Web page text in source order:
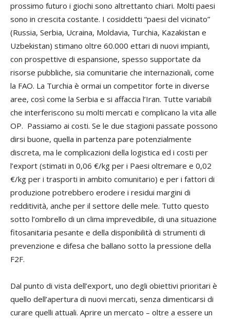
prossimo futuro i giochi sono altrettanto chiari. Molti paesi
sono in crescita costante. I cosiddetti “paesi del vicinato”
(Russia, Serbia, Ucraina, Moldavia, Turchia, Kazakistan e
Uzbekistan) stimano oltre 60.000 ettari di nuovi impianti,
con prospettive di espansione, spesso supportate da
risorse pubbliche, sia comunitarie che internazionali, come
la FAO. La Turchia è ormai un competitor forte in diverse
aree, così come la Serbia e si affaccia l’Iran. Tutte variabili
che interferiscono su molti mercati e complicano la vita alle
OP. Passiamo ai costi. Se le due stagioni passate possono
dirsi buone, quella in partenza pare potenzialmente
discreta, ma le complicazioni della logistica ed i costi per
l’export (stimati in 0,06 €/kg per i Paesi oltremare e 0,02
€/kg per i trasporti in ambito comunitario) e per i fattori di
produzione potrebbero erodere i residui margini di
redditività, anche per il settore delle mele. Tutto questo
sotto l’ombrello di un clima imprevedibile, di una situazione
fitosanitaria pesante e della disponibilità di strumenti di
prevenzione e difesa che ballano sotto la pressione della
F2F.
Dal punto di vista dell’export, uno degli obiettivi prioritari è
quello dell’apertura di nuovi mercati, senza dimenticarsi di
curare quelli attuali. Aprire un mercato – oltre a essere un